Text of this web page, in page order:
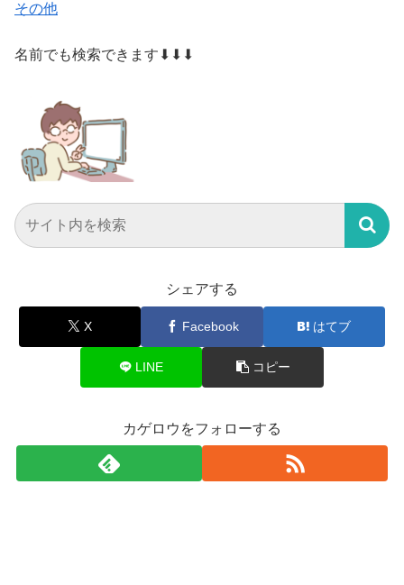
その他
名前でも検索できます⬇⬇⬇
シェアする
X Facebook はてブ
LINE コピー
カゲロウをフォローする